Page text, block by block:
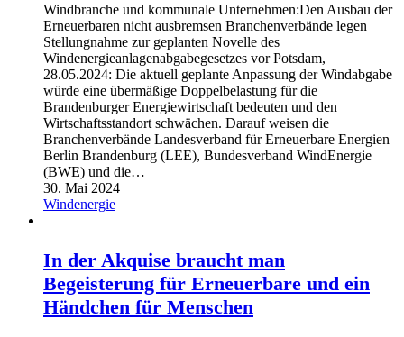
Windbranche und kommunale Unternehmen:Den Ausbau der
Erneuerbaren nicht ausbremsen Branchenverbände legen
Stellungnahme zur geplanten Novelle des
Windenergieanlagenabgabegesetzes vor Potsdam,
28.05.2024: Die aktuell geplante Anpassung der Windabgabe
würde eine übermäßige Doppelbelastung für die
Brandenburger Energiewirtschaft bedeuten und den
Wirtschaftsstandort schwächen. Darauf weisen die
Branchenverbände Landesverband für Erneuerbare Energien
Berlin Brandenburg (LEE), Bundesverband WindEnergie
(BWE) und die…
30. Mai 2024
Windenergie
In der Akquise braucht man
Begeisterung für Erneuerbare und ein
Händchen für Menschen